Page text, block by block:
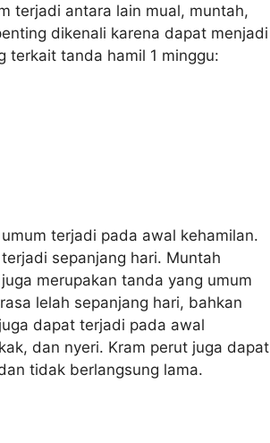
terjadi antara lain mual, muntah,
dikenali karena dapat menjadi
terkait tanda hamil 1 minggu:
terjadi pada awal kehamilan.
sepanjang hari. Muntah
merupakan tanda yang umum
lelah sepanjang hari, bahkan
dapat terjadi pada awal
dan nyeri. Kram perut juga dapat
tidak berlangsung lama.